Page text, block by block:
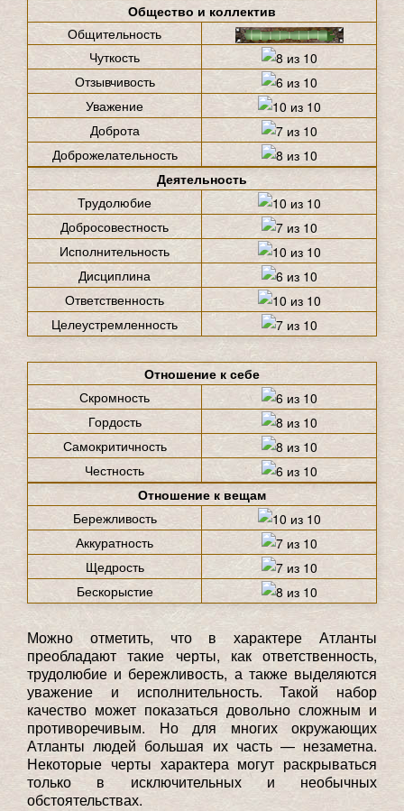
Общество и коллектив
Общительность
Чуткость
Отзывчивость
Уважение
Доброта
Доброжелательность
Деятельность
Трудолюбие
Добросовестность
Исполнительность
Дисциплина
Ответственность
Целеустремленность
Отношение к себе
Скромность
Гордость
Самокритичность
Честность
Отношение к вещам
Бережливость
Аккуратность
Щедрость
Бескорыстие
Можно отметить, что в характере Атланты
преобладают такие черты, как ответственность,
трудолюбие и бережливость, а также выделяются
уважение и исполнительность. Такой набор
качество может показаться довольно сложным и
противоречивым. Но для многих окружающих
Атланты людей большая их часть — незаметна.
Некоторые черты характера могут раскрываться
только в исключительных и необычных
обстоятельствах.